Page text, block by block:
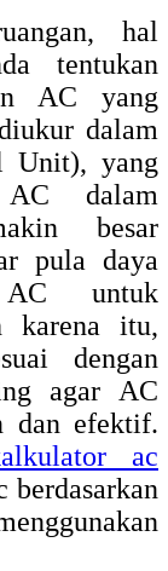
hal
tentukan
AC yang
dalam
Unit), yang
AC dalam
besar
pula daya
untuk
karena itu,
dengan
agar AC
dan efektif.
ac
berdasarkan